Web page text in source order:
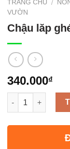
TRANG CHỦ /
VƯỜN
Chậu lăp
340.000₫
Số lượng